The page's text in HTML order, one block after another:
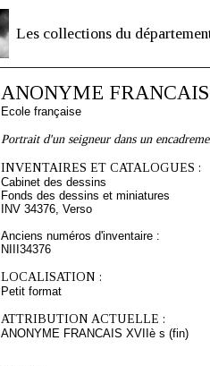
Les collections du
ANONYME
Ecole française
Portrait d'un seigneur dans un
INVENTAIRES ET CATALOGUES :
Cabinet des dessins
Fonds des dessins et miniatures
INV 34376, Verso
Anciens numéros d'inventaire :
NIII34376
LOCALISATION :
Petit format
ATTRIBUTION ACTUELLE :
ANONYME FRANCAIS XVIIè s (fin)